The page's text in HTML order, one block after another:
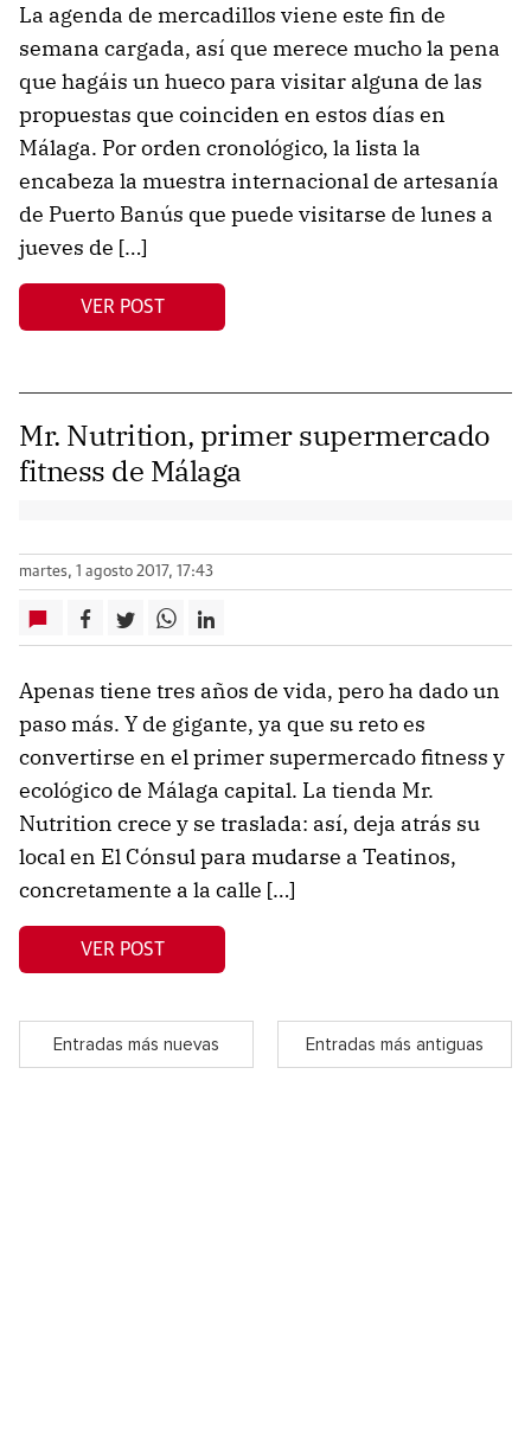
La agenda de mercadillos viene este fin de
semana cargada, así que merece mucho la pena
que hagáis un hueco para visitar alguna de las
propuestas que coinciden en estos días en
Málaga. Por orden cronológico, la lista la
encabeza la muestra internacional de artesanía
de Puerto Banús que puede visitarse de lunes a
jueves de […]
VER POST
Mr. Nutrition, primer supermercado
fitness de Málaga
martes, 1 agosto 2017, 17:43
Apenas tiene tres años de vida, pero ha dado un
paso más. Y de gigante, ya que su reto es
convertirse en el primer supermercado fitness y
ecológico de Málaga capital. La tienda Mr.
Nutrition crece y se traslada: así, deja atrás su
local en El Cónsul para mudarse a Teatinos,
concretamente a la calle […]
VER POST
Entradas más nuevas Entradas más antiguas